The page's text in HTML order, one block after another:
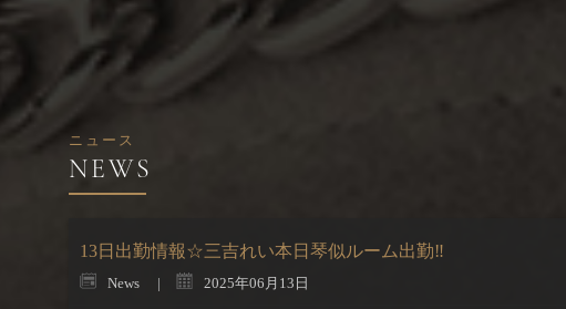
ニュース
13日出勤情報☆三吉れい本日琴似ルーム出勤‼
News 2025年06月13日